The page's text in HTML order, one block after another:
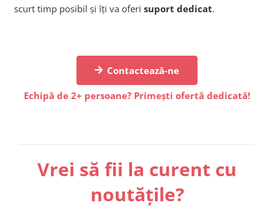
scurt timp posibil și îți va oferi suport dedicat.
Contactează-ne
Echipă de 2+ persoane? Primești ofertă dedicată!
Vrei să fii la curent cu
noutățile?